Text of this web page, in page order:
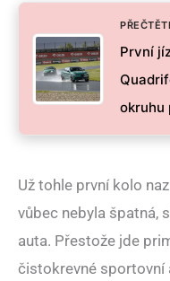
První
okruhu
Už tohle první kolo
vůbec nebyla špatná,
auta. Přestože jde
čistokrevné sportovní